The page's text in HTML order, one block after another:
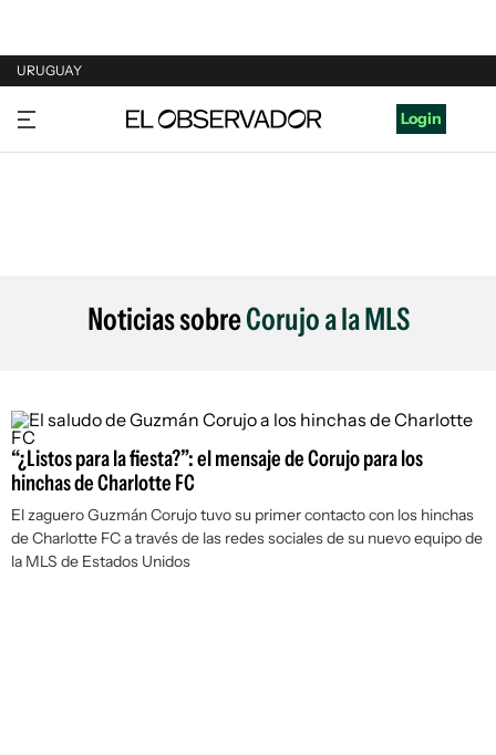
URUGUAY
URUGUAY
ARGENTINA
Login
Noticias sobreCorujo a la MLS
“¿Listos para la fiesta?”: el mensaje de Corujo para los
hinchas de Charlotte FC
El zaguero Guzmán Corujo tuvo su primer contacto con los hinchas
de Charlotte FC a través de las redes sociales de su nuevo equipo de
la MLS de Estados Unidos